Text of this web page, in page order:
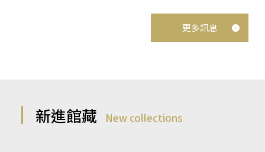
更多訊息
新進館藏 New collections